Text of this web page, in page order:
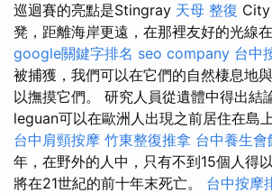
巡迴賽的亮點是Stingray 天母 整復 City
凳，距離海岸更遠，在那裡友好的光線在
google關鍵字排名 seo company 台中
被捕獲，我們可以在它們的自然棲息地
以撫摸它們。 研究人員從遺體中得出結
leguan可以在歐洲人出現之前居住在島
台中肩頸按摩 竹東整復推拿 台中養生會
年，在野外的人中，只有不到15個人得
將在21世紀的前十年末死亡。 台中按摩